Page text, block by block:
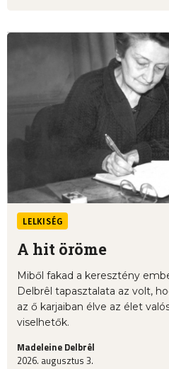
LELKISÉG
A hit öröme
Miből fakad a keresztény
Delbrêl tapasztalata az volt,
az ő karjaiban élve az élet
viselhetők.
Madeleine Delbrêl
2026. augusztus 3.